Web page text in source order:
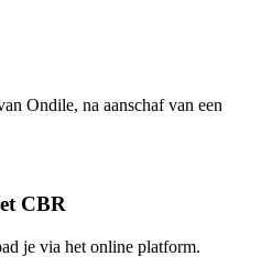
Ondile, na aanschaf van een
CBR
je via het online platform.